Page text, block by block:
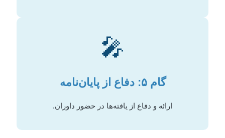
🎤
گام ۵: دفاع از پایان‌نامه
ارائه و دفاع از یافته‌ها در حضور داوران.